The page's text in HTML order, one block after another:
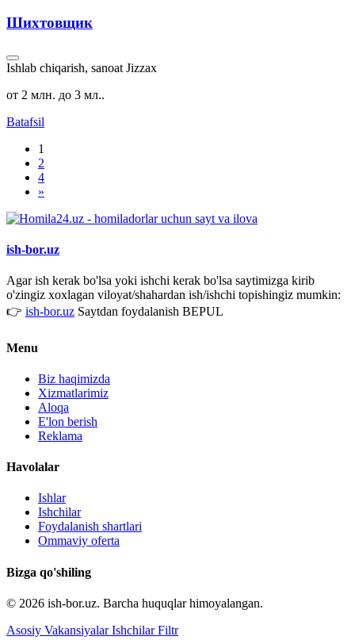
Шихтовщик
Ishlab chiqarish, sanoat Jizzax
от 2 млн. до 3 мл..
Batafsil
1
2
4
»
ish-bor.uz
Agar ish kerak bo'lsa yoki ishchi kerak bo'lsa saytimizga kirib
o'zingiz xoxlagan viloyat/shahardan ish/ishchi topishingiz mumkin:
👉 ish-bor.uz Saytdan foydalanish BEPUL
Menu
Biz haqimizda
Xizmatlarimiz
Aloqa
E'lon berish
Reklama
Havolalar
Ishlar
Ishchilar
Foydalanish shartlari
Ommaviy oferta
Bizga qo'shiling
© 2026 ish-bor.uz. Barcha huquqlar himoyalangan.
Asosiy Vakansiyalar Ishchilar Filtr